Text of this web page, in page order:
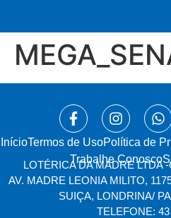
Início⁠Termos de UsoPolítica de
Trabalhe Conosco
LOTÉRICA DA MADRE LTDA -
AV. MADRE LEONIA MILITO,
SUIÇA, LONDRINA/
TELEFONE: 43